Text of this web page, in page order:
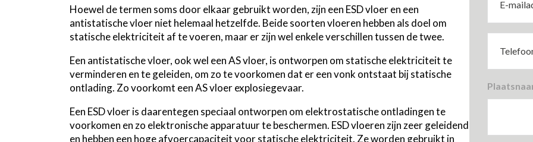
Hoewel de termen soms door elkaar gebruikt worden, zijn een ESD vloer en een
antistatische vloer niet helemaal hetzelfde. Beide soorten vloeren hebben als doel om
statische elektriciteit af te voeren, maar er zijn wel enkele verschillen tussen de twee.
Een antistatische vloer, ook wel een AS vloer, is ontworpen om statische elektriciteit te
verminderen en te geleiden, om zo te voorkomen dat er een vonk ontstaat bij statische
ontlading. Zo voorkomt een AS vloer explosiegevaar.
Een ESD vloer is daarentegen speciaal ontworpen om elektrostatische ontladingen te
voorkomen en zo elektronische apparatuur te beschermen. ESD vloeren zijn zeer geleidend
en hebben een hoge afvoercapaciteit voor statische elektriciteit. Ze worden gebruikt in
mailadres
(Vereist)
(Vereist)